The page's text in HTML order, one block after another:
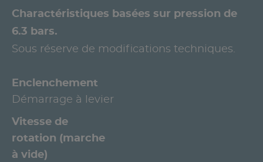
Charactéristiques basées sur pression de
6.3 bars.
Sous réserve de modifications techniques.
Enclenchement
Démarrage à levier
Vitesse de
rotation (marche
à vide)